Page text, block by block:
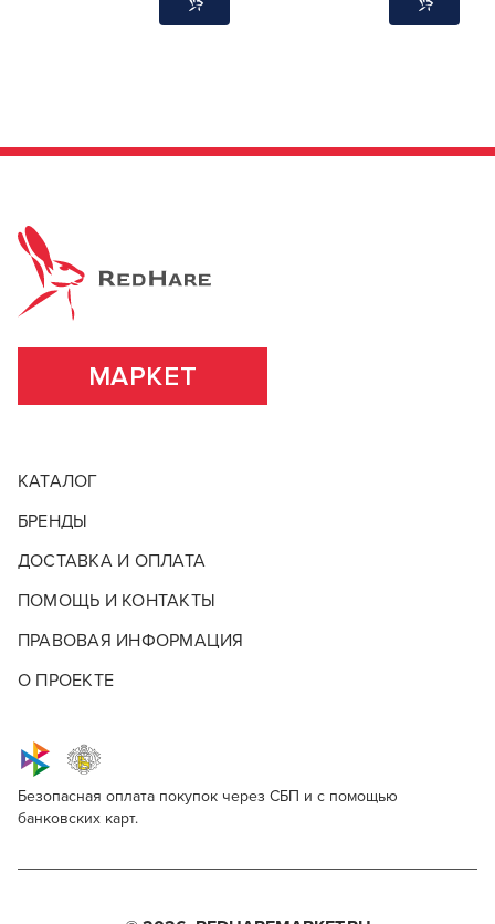
МАРКЕТ
КАТАЛОГ
БРЕНДЫ
ДОСТАВКА И ОПЛАТА
ПОМОЩЬ И КОНТАКТЫ
ПРАВОВАЯ ИНФОРМАЦИЯ
О ПРОЕКТЕ
Безопасная оплата покупок через СБП и с помощью
банковских карт.